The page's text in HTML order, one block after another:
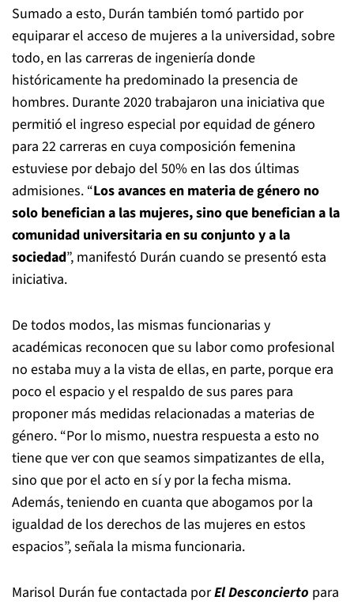
Sumado a esto, Durán también tomó partido por
equiparar el acceso de mujeres a la universidad, sobre
todo, en las carreras de ingeniería donde
históricamente ha predominado la presencia de
hombres. Durante 2020 trabajaron una iniciativa que
permitió el ingreso especial por equidad de género
para 22 carreras en cuya composición femenina
estuviese por debajo del 50% en las dos últimas
admisiones. “Los avances en materia de género no
solo benefician a las mujeres, sino que benefician a la
comunidad universitaria en su conjunto y a la
sociedad”, manifestó Durán cuando se presentó esta
iniciativa.
De todos modos, las mismas funcionarias y
académicas reconocen que su labor como profesional
no estaba muy a la vista de ellas, en parte, porque era
poco el espacio y el respaldo de sus pares para
proponer más medidas relacionadas a materias de
género. “Por lo mismo, nuestra respuesta a esto no
tiene que ver con que seamos simpatizantes de ella,
sino que por el acto en sí y por la fecha misma.
Además, teniendo en cuanta que abogamos por la
igualdad de los derechos de las mujeres en estos
espacios”, señala la misma funcionaria.
Marisol Durán fue contactada porEl Desconcierto para